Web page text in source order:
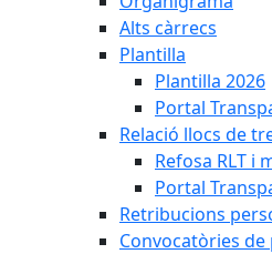
Alts càrrecs
Plantilla
Plantilla 2026
Portal
Relació llocs de
Refosa RLT i
Portal
Retribucions
Convocatòries de